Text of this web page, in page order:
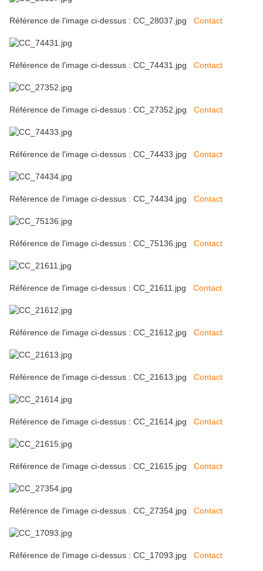
Référence de l'image ci-dessus : CC_28037.jpg Contact
Référence de l'image ci-dessus : CC_74431.jpg Contact
Référence de l'image ci-dessus : CC_27352.jpg Contact
Référence de l'image ci-dessus : CC_74433.jpg Contact
Référence de l'image ci-dessus : CC_74434.jpg Contact
Référence de l'image ci-dessus : CC_75136.jpg Contact
Référence de l'image ci-dessus : CC_21611.jpg Contact
Référence de l'image ci-dessus : CC_21612.jpg Contact
Référence de l'image ci-dessus : CC_21613.jpg Contact
Référence de l'image ci-dessus : CC_21614.jpg Contact
Référence de l'image ci-dessus : CC_21615.jpg Contact
Référence de l'image ci-dessus : CC_27354.jpg Contact
Référence de l'image ci-dessus : CC_17093.jpg Contact